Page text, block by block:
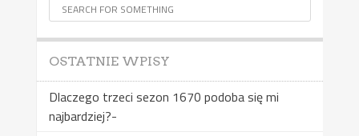
OSTATNIE WPISY
Dlaczego trzeci sezon 1670 podoba się mi
najbardziej?-